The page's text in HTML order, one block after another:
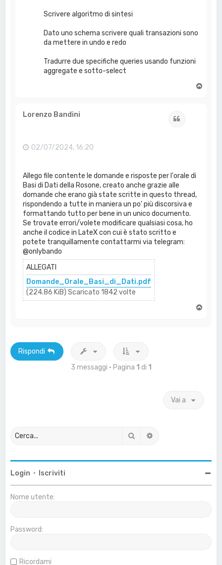
Scrivere algoritmo di sintesi
Dato uno schema scrivere quali transazioni sono
da mettere in undo e redo
Tradurre due specifiche queries usando funzioni
aggregate e sotto-select
Lorenzo Bandini
02/07/2024, 16:20
Allego file contente le domande e risposte per l'orale di
Basi di Dati della Rosone, creato anche grazie alle
domande che erano già state scritte in questo thread,
rispondendo a tutte in maniera un po' più discorsiva e
formattando tutto per bene in un unico documento.
Se trovate errori/volete modificare qualsiasi cosa, ho
anche il codice in LateX con cui è stato scritto e
potete tranquillamente contattarmi via telegram:
@onlybando
ALLEGATI
Domande_Orale_Basi_di_Dati.pdf
(224.86 KiB) Scaricato 1842 volte
Rispondi
3 messaggi • Pagina 1 di 1
Vai a
Cerca
Login • Iscriviti
Nome utente:
Password:
Ricordami